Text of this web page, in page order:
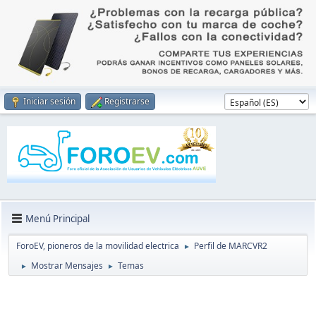
Iniciar sesión Registrarse
Menú Principal
ForoEV, pioneros de la movilidad electrica ► Perfil de MARCVR2
► Mostrar Mensajes ► Temas